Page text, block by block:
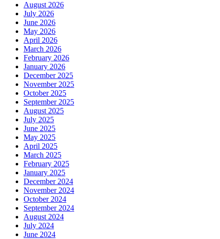
August 2026
July 2026
June 2026
May 2026
April 2026
March 2026
February 2026
January 2026
December 2025
November 2025
October 2025
September 2025
August 2025
July 2025
June 2025
May 2025
April 2025
March 2025
February 2025
January 2025
December 2024
November 2024
October 2024
September 2024
August 2024
July 2024
June 2024